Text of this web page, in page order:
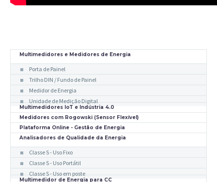
Multimedidores e Medidores de Energia
Porta de Painel
Trilho DIN / Fundo de Painel
Medidor de Energia
Unidade de Medição Digital
Multimedidores IoT e Indústria 4.0
Medidores com Rogowski (Sensor Flexível)
Plataforma Online - Gestão de Energia
Analisadores de Qualidade da Energia
Classe S - Uso Fixo
Classe S - Uso Portátil
Classe S - Uso em poste
Multimedidor de Energia para CC